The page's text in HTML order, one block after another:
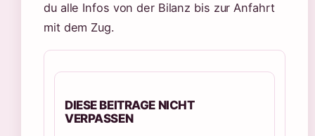
du alle Infos von der Bilanz bis zur Anfahrt
mit dem Zug.
DIESE BEITRAGE NICHT
VERPASSEN